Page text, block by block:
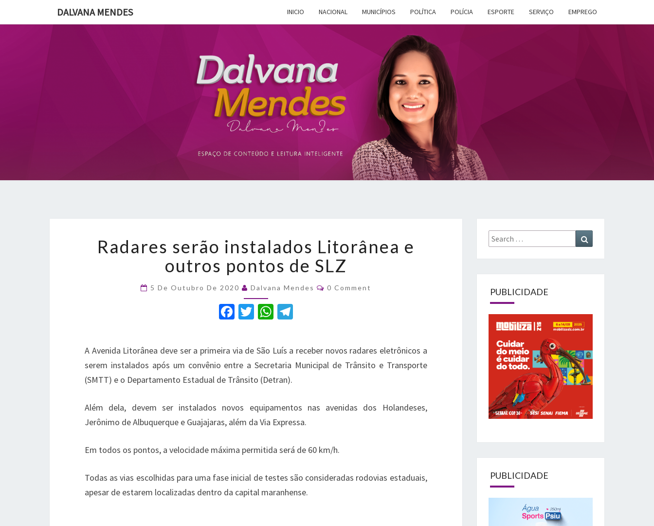
DALVANA MENDES INICIO NACIONAL MUNICÍPIOS POLÍTICA POLÍCIA ESPORTE SERVIÇO EMPREGO
DALVANA
MENDES
Espaço De
Conteúdo E
Inteligente
serão
instalados
Litorânea
outros
pontos
de
Radares serão instalados Litorânea e
outros pontos de SLZ
5 De Outubro De 2020 Dalvana Mendes Comments
0 Comment
F
e
b
o
k
T
it
te
r
W
at
s
A
p
gr
a
A Avenida Litorânea deve ser a primeira via de São Luís a receber novos radares eletrônicos a
serem instalados após um convênio entre a Secretaria Municipal de Trânsito e Transporte
(SMTT) e o Departamento Estadual de Trânsito (Detran).
Além dela, devem ser instalados novos equipamentos nas avenidas dos Holandeses,
Jerônimo de Albuquerque e Guajajaras, além da Via Expressa.
Em todos os pontos, a velocidade máxima permitida será de 60 km/h.
Todas as vias escolhidas para uma fase inicial de testes são consideradas rodovias estaduais,
apesar de estarem localizadas dentro da capital maranhense.
Search
for:
PUBLICIDADE
PUBLICIDADE